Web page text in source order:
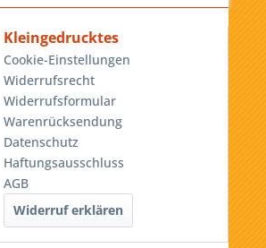
Kleingedrucktes
Cookie-Einstellungen
Widerrufsrecht
Widerrufsformular
Warenrücksendung
Datenschutz
Haftungsausschluss
AGB
Widerruf erklären